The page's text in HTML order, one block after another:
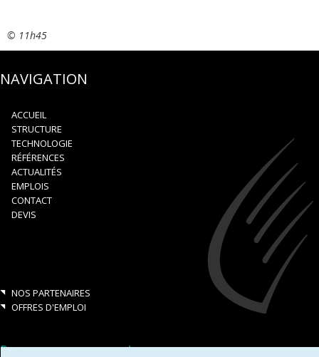
© 11h45
NAVIGATION
ACCUEIL
STRUCTURE
TECHNOLOGIE
RÉFÉRENCES
ACTUALITÉS
EMPLOIS
CONTACT
DEVIS
NOS PARTENAIRES
OFFRES D'EMPLOI
Retrouvez-nous aussi sur: